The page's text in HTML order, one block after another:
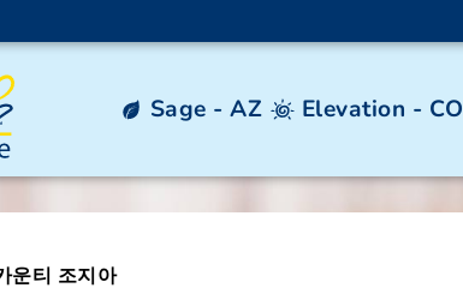
Sage - AZ Elevation - CO
운티 조지아